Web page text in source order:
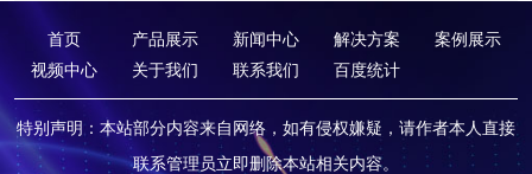
首页 产品展示 新闻中心 解决方案
案例展示
视频中心
关于我们 联系我们 百度统计
特别声明：本站部分内容来自网络，如有侵权嫌疑，请作者本人直接
联系管理员立即删除本站相关内容。